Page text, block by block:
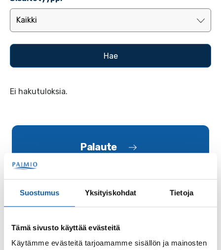
Suostumus Yksityiskohdat Tietoja
Tämä sivusto käyttää evästeitä
Käytämme evästeitä tarjoamamme sisällön ja mainosten
Ei hakutuloksia.
Palaute
Käyntiosoite: Vistantie 18